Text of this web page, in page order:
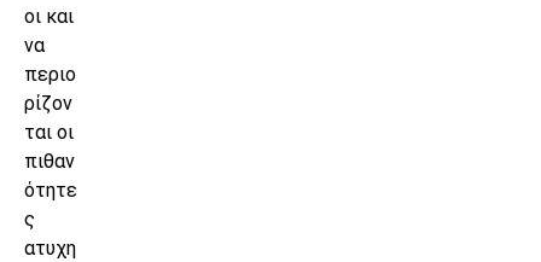
οι και
να
περιο
ρίζον
ται οι
πιθαν
ότητε
ς
ατυχη